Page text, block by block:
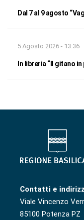
Dal 7 al 9 agosto
5 Agosto 2026 - 13:36
In libreria “Il gitano
Contatti e
Viale Vincenzo
85100 Potenza PZ